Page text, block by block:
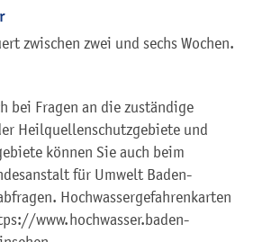
zwischen zwei und sechs Wochen.
bei Fragen an die zuständige
Heilquellenschutzgebiete und
können Sie auch beim
für Umwelt Baden-
Hochwassergefahrenkarten
www.hochwasser.baden-